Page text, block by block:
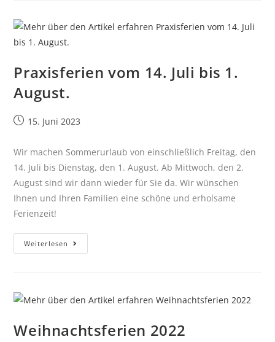
Praxisferien vom 14. Juli bis 1.
August.
15. Juni 2023
Wir machen Sommerurlaub von einschließlich Freitag, den
14. Juli bis Dienstag, den 1. August. Ab Mittwoch, den 2.
August sind wir dann wieder für Sie da. Wir wünschen
Ihnen und Ihren Familien eine schöne und erholsame
Ferienzeit!
Weiterlesen
Weihnachtsferien 2022